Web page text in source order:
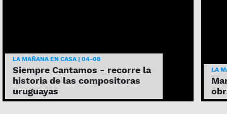
LA MAÑANA EN CASA | 04-08
Siempre Cantamos - recorre la
historia de las compositoras
uruguayas
LA